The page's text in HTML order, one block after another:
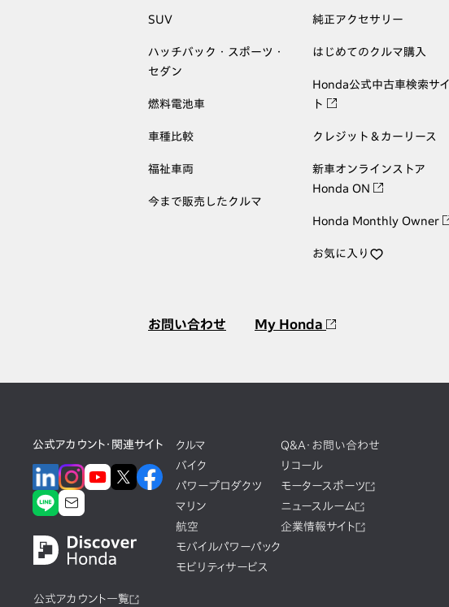
SUV
ハッチバック・スポーツ・
セダン
燃料電池車
車種比較
福祉車両
今まで販売したクルマ
純正アクセサリー
はじめてのクルマ購入
Honda公式中古車検索サイ
ト
クレジット＆カーリース
新車オンラインストア
Honda ON
Honda Monthly Owner
お気に入り
お問い合わせ My Honda
公式アカウント・関連サイト
公式アカウント一覧
クルマ
バイク
パワープロダクツ
マリン
航空
モバイルパワーパック
モビリティサービス
Q&A・お問い合わせ
リコール
モータースポーツ
ニュースルーム
企業情報サイト